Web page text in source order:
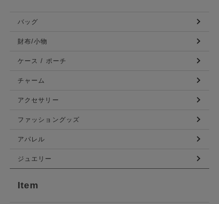
バッグ
財布/小物
ケース / ポーチ
チャーム
アクセサリー
ファッショングッズ
アパレル
ジュエリー
Item